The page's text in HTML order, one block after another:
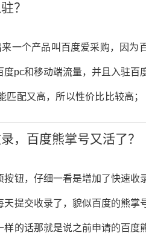
上找找原因，网站推广虽然是
？
一个产品叫百度爱采购，因为
pc和移动端流量，并且入驻百
匹配又高，所以性价比比较高
吗从以下3点跟大家分析一下：
，百度熊掌号又活了？
钮，仔细一看是增加了快速收
提交收录了，貌似百度的熊掌
的话那就是说之前申请的百度